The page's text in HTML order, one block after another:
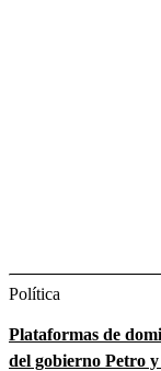
Política
Plataformas de
del gobierno Petro